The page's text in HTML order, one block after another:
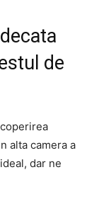
de
alta camera a
dar ne